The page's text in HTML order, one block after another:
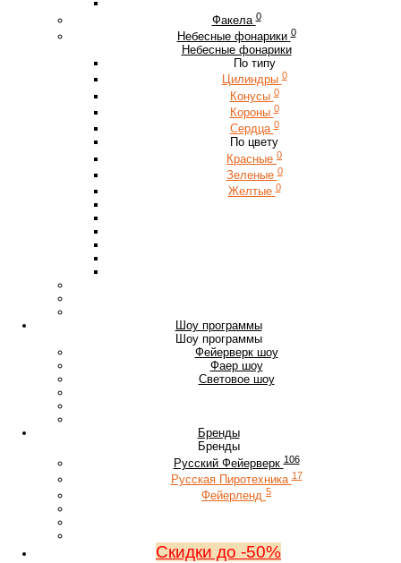
Факела 0
Небесные фонарики 0
Небесные фонарики
По типу
Цилиндры 0
Конусы 0
Короны 0
Сердца 0
По цвету
Красные 0
Зеленые 0
Желтые 0
Шоу программы
Шоу программы
Фейерверк шоу
Фаер шоу
Световое шоу
Бренды
Бренды
Русский Фейерверк 106
Русская Пиротехника 17
Фейерленд 5
Скидки до -50%